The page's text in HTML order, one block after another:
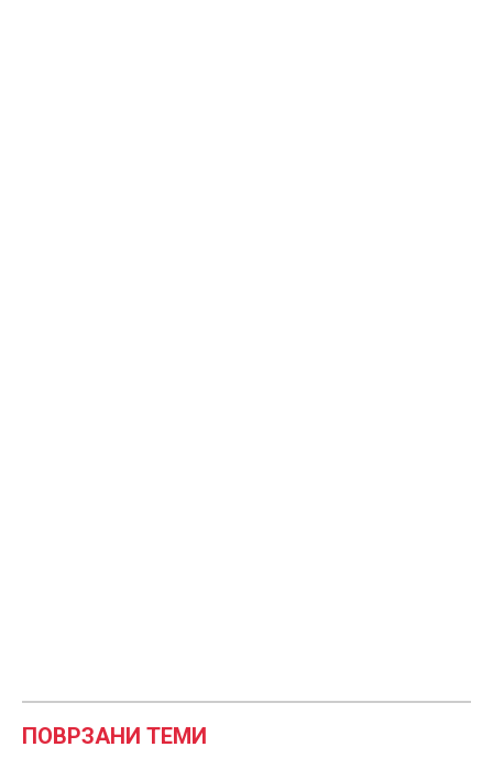
ПОВРЗАНИ ТЕМИ